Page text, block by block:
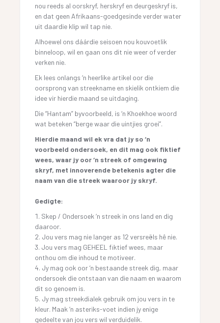
nou reeds al oorskryf, herskryf en deurgeskryf is,
en dat geen Afrikaans-goedgesinde verder water
uit daardie klip wil tap nie.
Alhoewel ons dáárdie seisoen nou kouvoetlik
binneloop, wil en gaan ons dit nie weer of verder
verken nie.
Ek lees onlangs ‘n heerlike artikel oor die
oorsprong van streekname en skielik ontkiem die
idee vir hierdie maand se uitdaging.
Die “Hantam” byvoorbeeld, is ‘n Khoekhoe woord
wat beteken “berge waar die uintjies groei”.
Hierdie maand wil ek vra dat jy so ‘n
voorbeeld ondersoek, en dit mag ook fiktief
wees, waar jy oor ‘n streek of omgewing
skryf, met innoverende betekenis agter die
naam van die streek waaroor jy skryf.
Gedigte:
Skep / Ondersoek ‘n streek in ons land en dig
daaroor.
Jou vers mag nie langer as 12 versreëls hê nie.
Jou vers mag GEHEEL fiktief wees, maar
onthou om die inhoud te motiveer.
Jy mag ook oor ‘n bestaande streek dig, maar
ondersoek die ontstaan van die naam en waarom
dit so genoem is.
Jy mag streekdialek gebruik om jou vers in te
kleur. Maak ‘n asteriks-voet indien jy enige
gedeelte van jou vers wil verduidelik.